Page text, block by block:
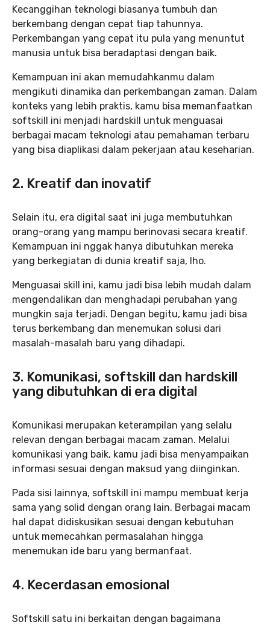
Kecanggihan teknologi biasanya tumbuh dan
berkembang dengan cepat tiap tahunnya.
Perkembangan yang cepat itu pula yang menuntut
manusia untuk bisa beradaptasi dengan baik.
Kemampuan ini akan memudahkanmu dalam
mengikuti dinamika dan perkembangan zaman. Dalam
konteks yang lebih praktis, kamu bisa memanfaatkan
softskill ini menjadi hardskill untuk menguasai
berbagai macam teknologi atau pemahaman terbaru
yang bisa diaplikasi dalam pekerjaan atau keseharian.
2. Kreatif dan inovatif
Selain itu, era digital saat ini juga membutuhkan
orang-orang yang mampu berinovasi secara kreatif.
Kemampuan ini nggak hanya dibutuhkan mereka
yang berkegiatan di dunia kreatif saja, lho.
Menguasai skill ini, kamu jadi bisa lebih mudah dalam
mengendalikan dan menghadapi perubahan yang
mungkin saja terjadi. Dengan begitu, kamu jadi bisa
terus berkembang dan menemukan solusi dari
masalah-masalah baru yang dihadapi.
3. Komunikasi, softskill dan hardskill
yang dibutuhkan di era digital
Komunikasi merupakan keterampilan yang selalu
relevan dengan berbagai macam zaman. Melalui
komunikasi yang baik, kamu jadi bisa menyampaikan
informasi sesuai dengan maksud yang diinginkan.
Pada sisi lainnya, softskill ini mampu membuat kerja
sama yang solid dengan orang lain. Berbagai macam
hal dapat didiskusikan sesuai dengan kebutuhan
untuk memecahkan permasalahan hingga
menemukan ide baru yang bermanfaat.
4. Kecerdasan emosional
Softskill satu ini berkaitan dengan bagaimana